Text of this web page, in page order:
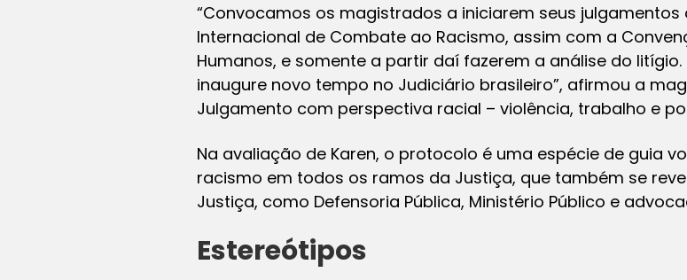
“Convocamos os magistrados a iniciarem seus
Internacional de Combate ao Racismo, assim com a
Humanos, e somente a partir daí fazerem a análise do
inaugure novo tempo no Judiciário brasileiro”, afirmou a
Julgamento com perspectiva racial – violência, trabalho e
Na avaliação de Karen, o protocolo é uma espécie de guia
racismo em todos os ramos da Justiça, que também se
Justiça, como Defensoria Pública, Ministério Público e
Estereótipos